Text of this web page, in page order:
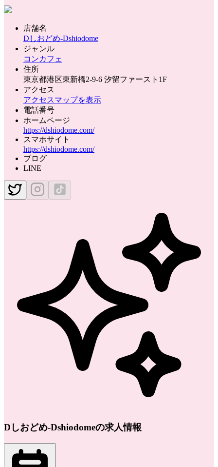
店舗名
Dしおどめ-Dshiodome
ジャンル
コンカフェ
住所
東京都港区東新橋2-9-6 汐留ファースト1F
アクセス
アクセスマップを表示
電話番号
ホームページ
https://dshiodome.com/
スマホサイト
https://dshiodome.com/
ブログ
LINE
Dしおどめ-Dshiodomeの求人情報